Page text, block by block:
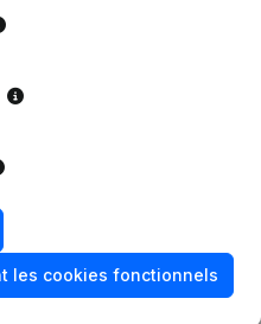
(Traduction, Coordination,
Forme Juridique -
Constitution (Nouvelle
Morale, Ouverture
etc...)
les cookies fonctionnels